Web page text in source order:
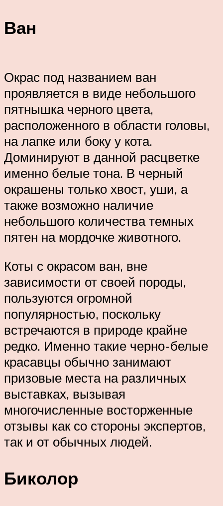
Ван
Окрас под названием ван
проявляется в виде небольшого
пятнышка черного цвета,
расположенного в области головы,
на лапке или боку у кота.
Доминируют в данной расцветке
именно белые тона. В черный
окрашены только хвост, уши, а
также возможно наличие
небольшого количества темных
пятен на мордочке животного.
Коты с окрасом ван, вне
зависимости от своей породы,
пользуются огромной
популярностью, поскольку
встречаются в природе крайне
редко. Именно такие черно-белые
красавцы обычно занимают
призовые места на различных
выставках, вызывая
многочисленные восторженные
отзывы как со стороны экспертов,
так и от обычных людей.
Биколор